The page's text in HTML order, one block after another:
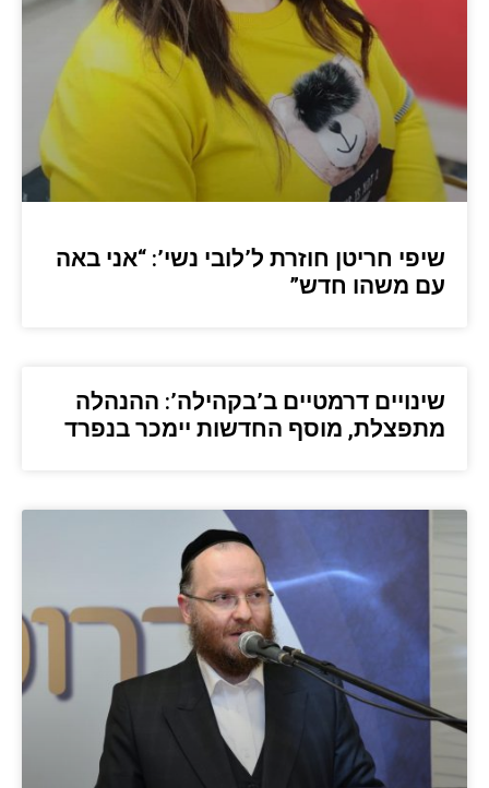
שיפי חריטן חוזרת ל’לובי נשי’: “אני באה
עם משהו חדש”
שינויים דרמטיים ב’בקהילה’: ההנהלה
מתפצלת, מוסף החדשות יימכר בנפרד